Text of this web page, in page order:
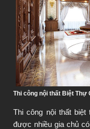
Thi công nội thất Biệt Thự
Thi công nội thất
được nhiều gia chủ